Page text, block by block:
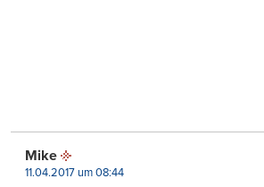
Mike
11.04.2017 um 08:44